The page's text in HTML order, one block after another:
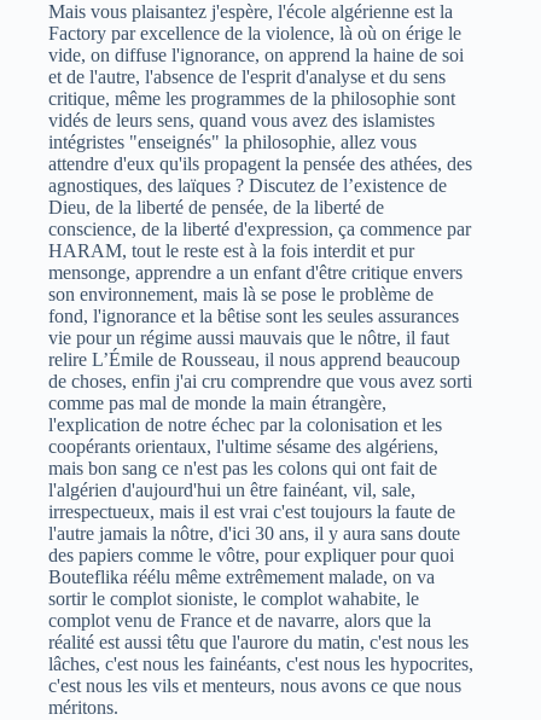
Mais vous plaisantez j'espère, l'école algérienne est la
Factory par excellence de la violence, là où on érige le
vide, on diffuse l'ignorance, on apprend la haine de soi
et de l'autre, l'absence de l'esprit d'analyse et du sens
critique, même les programmes de la philosophie sont
vidés de leurs sens, quand vous avez des islamistes
intégristes "enseignés" la philosophie, allez vous
attendre d'eux qu'ils propagent la pensée des athées, des
agnostiques, des laïques ? Discutez de l’existence de
Dieu, de la liberté de pensée, de la liberté de
conscience, de la liberté d'expression, ça commence par
HARAM, tout le reste est à la fois interdit et pur
mensonge, apprendre a un enfant d'être critique envers
son environnement, mais là se pose le problème de
fond, l'ignorance et la bêtise sont les seules assurances
vie pour un régime aussi mauvais que le nôtre, il faut
relire L’Émile de Rousseau, il nous apprend beaucoup
de choses, enfin j'ai cru comprendre que vous avez sorti
comme pas mal de monde la main étrangère,
l'explication de notre échec par la colonisation et les
coopérants orientaux, l'ultime sésame des algériens,
mais bon sang ce n'est pas les colons qui ont fait de
l'algérien d'aujourd'hui un être fainéant, vil, sale,
irrespectueux, mais il est vrai c'est toujours la faute de
l'autre jamais la nôtre, d'ici 30 ans, il y aura sans doute
des papiers comme le vôtre, pour expliquer pour quoi
Bouteflika réélu même extrêmement malade, on va
sortir le complot sioniste, le complot wahabite, le
complot venu de France et de navarre, alors que la
réalité est aussi têtu que l'aurore du matin, c'est nous les
lâches, c'est nous les fainéants, c'est nous les hypocrites,
c'est nous les vils et menteurs, nous avons ce que nous
méritons.